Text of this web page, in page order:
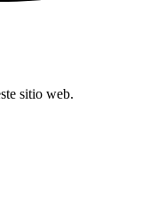
sitio web.